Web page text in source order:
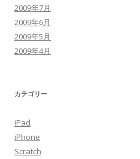
2009年7月
2009年6月
2009年5月
2009年4月
カテゴリー
iPad
iPhone
Scratch